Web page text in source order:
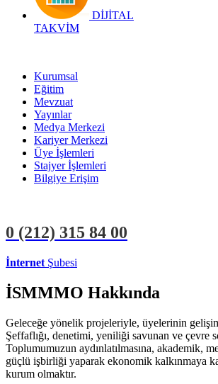
DİJİTAL
TAKVİM
Kurumsal
Eğitim
Mevzuat
Yayınlar
Medya Merkezi
Kariyer Merkezi
Üye İşlemleri
Stajyer İşlemleri
Bilgiye Erişim
0 (212) 315 84 00
İnternet Şubesi
İSMMMO Hakkında
Geleceğe yönelik projeleriyle, üyelerinin
Şeffaflığı, denetimi, yeniliği savunan ve çevre
Toplumumuzun aydınlatılmasına, akademik,
güçlü işbirliği yaparak ekonomik kalkınmaya
kurum olmaktır.